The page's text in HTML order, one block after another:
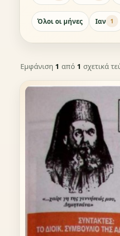
Όλοι οι μήνες Ιαν 1
Εμφάνιση 1 από 1 σχετικά